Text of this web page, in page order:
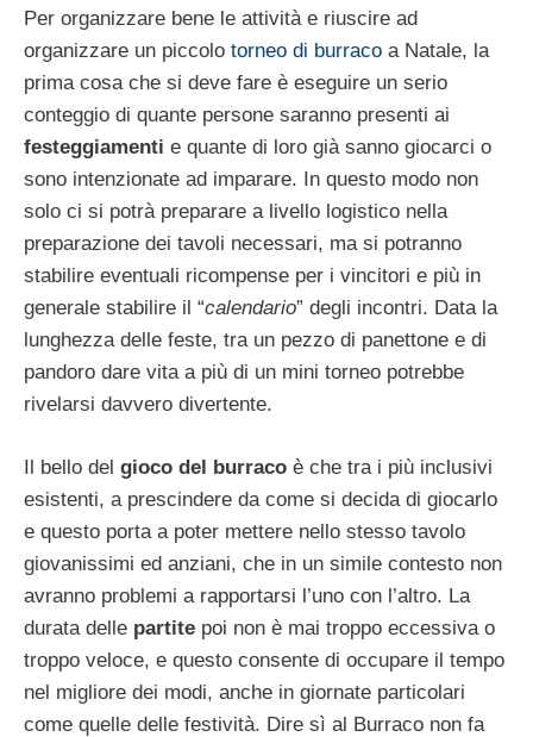
Per organizzare bene le attività e riuscire ad
organizzare un piccolo torneo di burraco a Natale, la
prima cosa che si deve fare è eseguire un serio
conteggio di quante persone saranno presenti ai
festeggiamenti e quante di loro già sanno giocarci o
sono intenzionate ad imparare. In questo modo non
solo ci si potrà preparare a livello logistico nella
preparazione dei tavoli necessari, ma si potranno
stabilire eventuali ricompense per i vincitori e più in
generale stabilire il “calendario” degli incontri. Data la
lunghezza delle feste, tra un pezzo di panettone e di
pandoro dare vita a più di un mini torneo potrebbe
rivelarsi davvero divertente.
Il bello del gioco del burraco è che tra i più inclusivi
esistenti, a prescindere da come si decida di giocarlo
e questo porta a poter mettere nello stesso tavolo
giovanissimi ed anziani, che in un simile contesto non
avranno problemi a rapportarsi l’uno con l’altro. La
durata delle partite poi non è mai troppo eccessiva o
troppo veloce, e questo consente di occupare il tempo
nel migliore dei modi, anche in giornate particolari
come quelle delle festività. Dire sì al Burraco non fa